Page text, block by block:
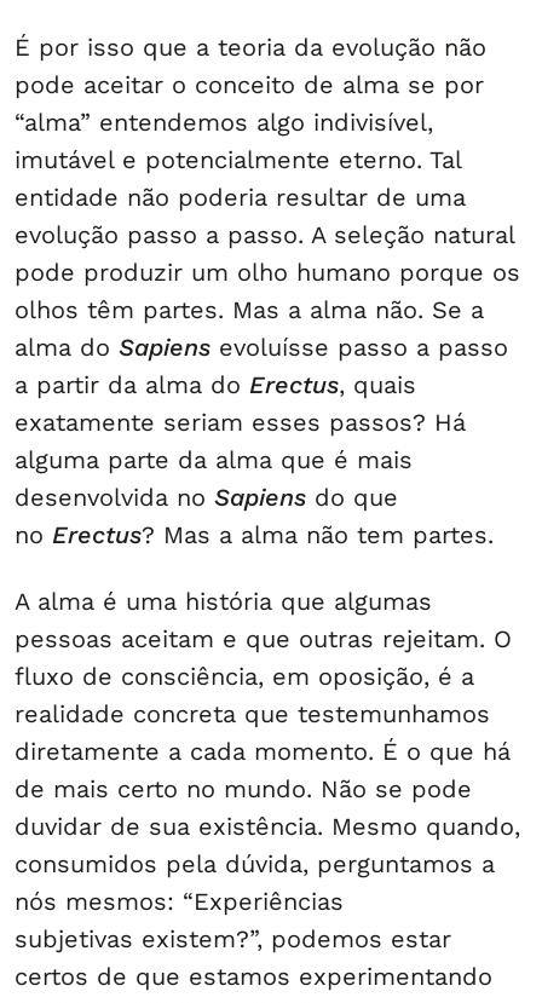
É por isso que a teoria da evolução não
pode aceitar o conceito de alma se por
“alma” entendemos algo indivisível,
imutável e potencialmente eterno. Tal
entidade não poderia resultar de uma
evolução passo a passo. A seleção natural
pode produzir um olho humano porque os
olhos têm partes. Mas a alma não. Se a
alma do Sapiens evoluísse passo a passo
a partir da alma do Erectus, quais
exatamente seriam esses passos? Há
alguma parte da alma que é mais
desenvolvida no Sapiens do que
no Erectus? Mas a alma não tem partes.
A alma é uma história que algumas
pessoas aceitam e que outras rejeitam. O
fluxo de consciência, em oposição, é a
realidade concreta que testemunhamos
diretamente a cada momento. É o que há
de mais certo no mundo. Não se pode
duvidar de sua existência. Mesmo quando,
consumidos pela dúvida, perguntamos a
nós mesmos: “Experiências
subjetivas existem?”, podemos estar
certos de que estamos experimentando